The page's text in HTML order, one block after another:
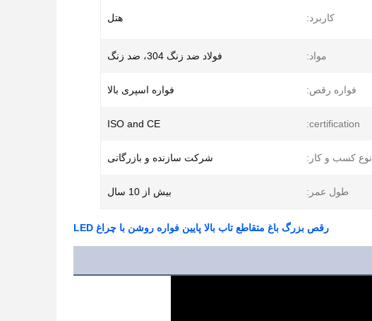
کاربرد: هتل
مواد: فولاد ضد زنگ 304، ضد زنگ
فواره رقص: فواره اسپری بالا
certification:
ISO and CE
نوع کسب و کار: شرکت سازنده و بازرگانی
طول عمر: بیش از 10 سال
رقص بزرگ باغ متقاطع تاب بالا پایین فواره روشن با چراغ LED